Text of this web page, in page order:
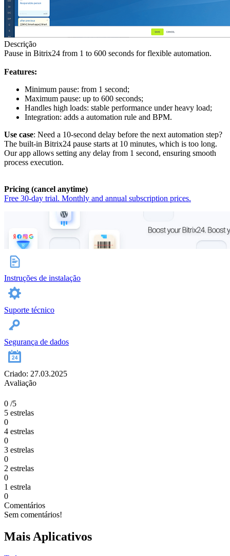
Descrição
Pause in Bitrix24 from 1 to 600 seconds for flexible automation.
Features:
Minimum pause: from 1 second;
Maximum pause: up to 600 seconds;
Handles high loads: stable performance under heavy load;
Integration: adds a automation rule and BPM.
Use case: Need a 10-second delay before the next automation step?
The built-in Bitrix24 pause starts at 10 minutes, which is too long.
Our app allows setting any delay from 1 second, ensuring smooth
process execution.
Pricing (cancel anytime)
Free 30-day trial. Monthly and annual subscription prices.
Instruções de instalação
Suporte técnico
Segurança de dados
Criado: 27.03.2025
Avaliação
0 /5
5 estrelas
0
4 estrelas
0
3 estrelas
0
2 estrelas
0
1 estrela
0
Comentários
Sem comentários!
Mais Aplicativos